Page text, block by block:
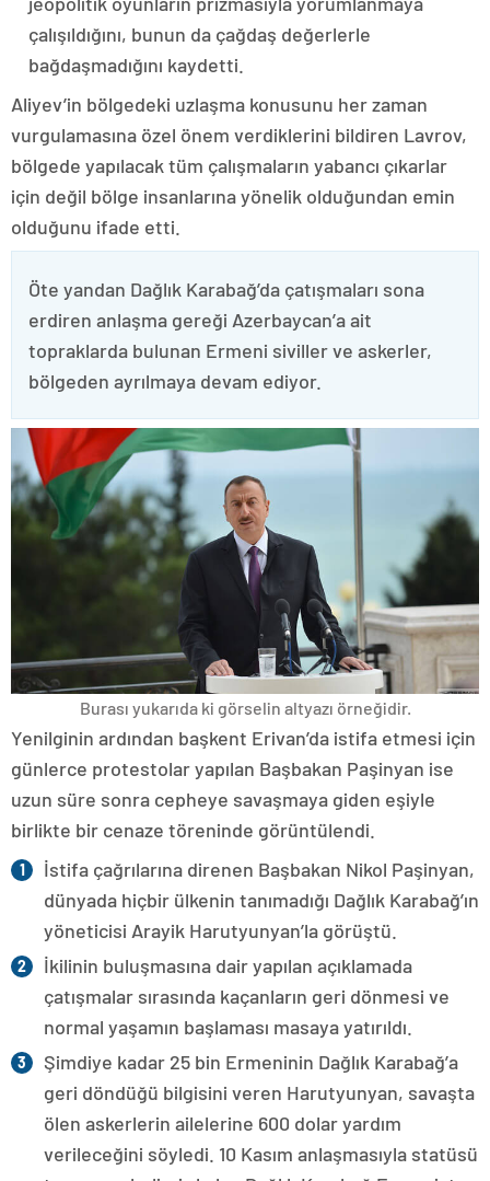
çalışıldığını, bunun da çağdaş değerlerle
bağdaşmadığını kaydetti.
Aliyev’in bölgedeki uzlaşma konusunu her zaman
vurgulamasına özel önem verdiklerini bildiren Lavrov,
bölgede yapılacak tüm çalışmaların yabancı çıkarlar
için değil bölge insanlarına yönelik olduğundan emin
olduğunu ifade etti.
Öte yandan Dağlık Karabağ’da çatışmaları sona
erdiren anlaşma gereği Azerbaycan’a ait
topraklarda bulunan Ermeni siviller ve askerler,
bölgeden ayrılmaya devam ediyor.
Burası yukarıda ki görselin altyazı örneğidir.
Yenilginin ardından başkent Erivan’da istifa etmesi için
günlerce protestolar yapılan Başbakan Paşinyan ise
uzun süre sonra cepheye savaşmaya giden eşiyle
birlikte bir cenaze töreninde görüntülendi.
İstifa çağrılarına direnen Başbakan Nikol Paşinyan,
dünyada hiçbir ülkenin tanımadığı Dağlık Karabağ’ın
yöneticisi Arayik Harutyunyan’la görüştü.
İkilinin buluşmasına dair yapılan açıklamada
çatışmalar sırasında kaçanların geri dönmesi ve
normal yaşamın başlaması masaya yatırıldı.
Şimdiye kadar 25 bin Ermeninin Dağlık Karabağ’a
geri döndüğü bilgisini veren Harutyunyan, savaşta
ölen askerlerin ailelerine 600 dolar yardım
verileceğini söyledi. 10 Kasım anlaşmasıyla statüsü